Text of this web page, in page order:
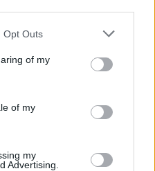
uses one or more Google
behaviour. You may click to
and its third-party tags to
purposes in below Google
Opt Outs
of my
of my
my
Advertising.
Ατρόμητος και Novibet
το 2028